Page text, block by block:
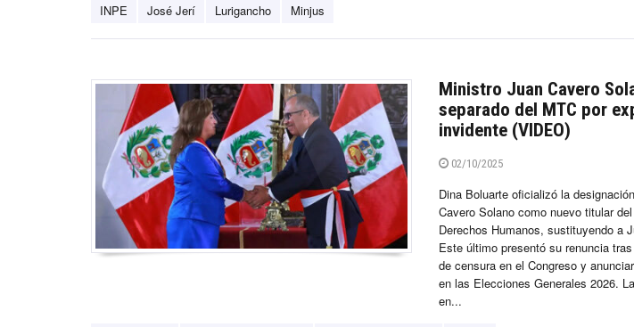
INPE José Jerí Lurigancho Minjus
Ministro Juan Cavero
separado del MTC por
invidente (VIDEO)
02/10/2025
Dina Boluarte oficializó la
Cavero Solano como nuevo titular
Derechos Humanos, sustituyendo a
Este último presentó su renuncia
de censura en el Congreso y
en las Elecciones Generales 2026.
en...